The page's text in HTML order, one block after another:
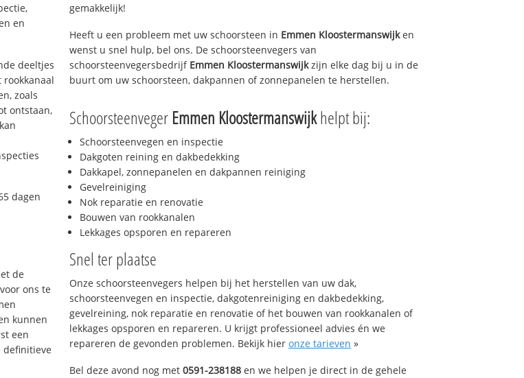
en
deeltjes
zoals
ontstaan,
dagen
de
ons te
kunnen
een
definitieve
gemakkelijk!
Heeft u een probleem met uw schoorsteen in Emmen Kloostermanswijken
wenst u snel hulp, bel ons. De schoorsteenvegers van
schoorsteenvegersbedrijf Emmen Kloostermanswijkzijn elke dag bij u in de
buurt om uw schoorsteen, dakpannen of zonnepanelen te herstellen.
Schoorsteenveger Emmen Kloostermanswijkhelpt bij:
Schoorsteenvegen en inspectie
Dakgoten reining en dakbedekking
Dakkapel, zonnepanelen en dakpannen reiniging
Gevelreiniging
Nok reparatie en renovatie
Bouwen van rookkanalen
Lekkages opsporen en repareren
Snel ter plaatse
Onze schoorsteenvegers helpen bij het herstellen van uw dak,
schoorsteenvegen en inspectie, dakgotenreiniging en dakbedekking,
gevelreining, nok reparatie en renovatie of het bouwen van rookkanalen of
lekkages opsporen en repareren. U krijgt professioneel advies én we
repareren de gevonden problemen. Bekijk hier onze tarieven »
Bel deze avond nog met 0591-238188 en we helpen je direct in de gehele